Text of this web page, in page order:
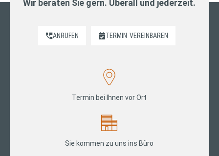
Wir beraten Sie gern. Überall und jederzeit.
ANRUFEN TERMIN VEREINBAREN
Termin bei Ihnen vor Ort
Sie kommen zu uns ins Büro